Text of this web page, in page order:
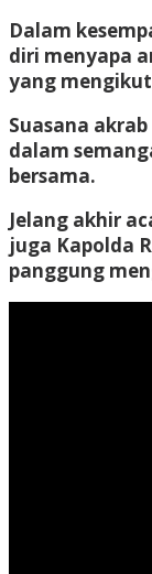
Dalam
diri menyapa
yang
Suasana
dalam
bersama.
Jelang akhir
juga Kapolda
panggung